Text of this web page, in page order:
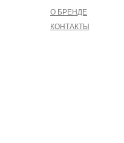
О БРЕНДЕ
КОНТАКТЫ